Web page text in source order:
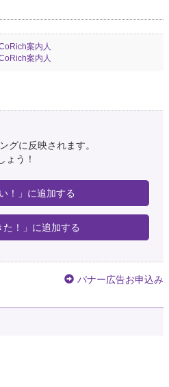
案内人
案内人
グに反映されます。
ょう！
！」に追加する
た！」に追加する
バナー広告お申込み